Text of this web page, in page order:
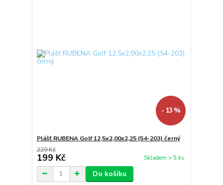
- 13 %
Plášť RUBENA Golf 12,5x2,00x2,25 (54-203) černý
229 Kč
199 Kč Skladem > 5 ks
Do košíku